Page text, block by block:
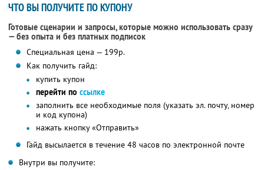
ЧТО ВЫ ПОЛУЧИТЕ ПО КУПОНУ
Готовые сценарии и запросы, которые можно использовать сразу
— без опыта и без платных подписок
Специальная цена — 199р.
Как получить гайд:
купить купон
перейти по ссылке
заполнить все необходимые поля (указать эл. почту, номер
и код купона)
нажать кнопку «Отправить»
Гайд высылается в течение 48 часов по электронной почте
Внутри вы получите: